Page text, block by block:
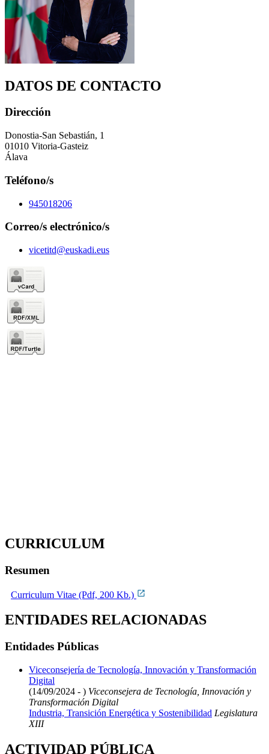
DATOS DE CONTACTO
Dirección
Donostia-San Sebastián, 1
01010 Vitoria-Gasteiz
Álava
Teléfono/s
945018206
Correo/s electrónico/s
vicetitd@euskadi.eus
CURRICULUM
Resumen
Curriculum Vitae (Pdf, 200 Kb.)
ENTIDADES RELACIONADAS
Entidades Públicas
Viceconsejería de Tecnología, Innovación y Transformación
Digital
(14/09/2024 - ) Viceconsejera de Tecnología, Innovación y
Transformación Digital
Industria, Transición Energética y Sostenibilidad Legislatura
XIII
ACTIVIDAD PÚBLICA